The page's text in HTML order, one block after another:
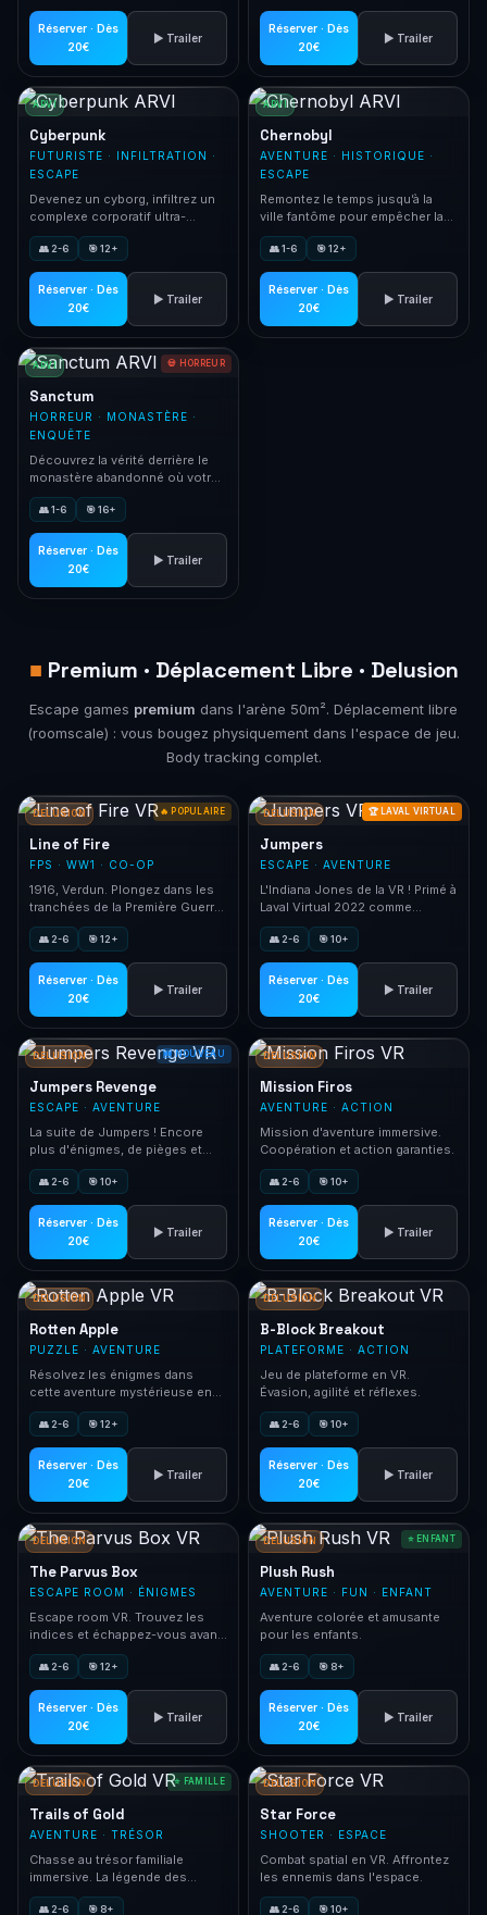
Réserver · Dès
20€
▶ Trailer
Réserver · Dès
20€
▶ Trailer
ARVI
Cyberpunk
FUTURISTE · INFILTRATION ·
ESCAPE
Devenez un cyborg, infiltrez un
complexe corporatif ultra-
sécurisé et volez les données
cruciales.
👥 2-6 🎯 12+
Réserver · Dès
20€
▶ Trailer
ARVI
Chernobyl
AVENTURE · HISTORIQUE ·
ESCAPE
Remontez le temps jusqu’à la
ville fantôme pour empêcher la
catastrophe nucléaire.
👥 1-6 🎯 12+
Réserver · Dès
20€
▶ Trailer
ARVI 💀 HORREUR
Sanctum
HORREUR · MONASTÈRE ·
ENQUÊTE
Découvrez la vérité derrière le
monastère abandonné où votre
ami détective a disparu.
👥 1-6 🎯 16+
Réserver · Dès
20€
▶ Trailer
■ Premium · Déplacement Libre · Delusion
Escape games premium dans l'arène 50m². Déplacement libre
(roomscale) : vous bougez physiquement dans l'espace de jeu.
Body tracking complet.
DELUSION 🔥 POPULAIRE
Line of Fire
FPS · WW1 · CO-OP
1916, Verdun. Plongez dans les
tranchées de la Première Guerre
mondiale. Survivez 3 jours de
combat intense avec votre
escouade.
👥 2-6 🎯 12+
Réserver · Dès
20€
▶ Trailer
DELUSION 🏆 LAVAL VIRTUAL
Jumpers
ESCAPE · AVENTURE
L'Indiana Jones de la VR ! Primé à
Laval Virtual 2022 comme
meilleure expérience VR.
Aventure collaborative épique.
👥 2-6 🎯 10+
Réserver · Dès
20€
▶ Trailer
DELUSION 🆕 NOUVEAU
Jumpers Revenge
ESCAPE · AVENTURE
La suite de Jumpers ! Encore
plus d'énigmes, de pièges et
d'aventure.
👥 2-6 🎯 10+
Réserver · Dès
20€
▶ Trailer
DELUSION
Mission Firos
AVENTURE · ACTION
Mission d'aventure immersive.
Coopération et action garanties.
👥 2-6 🎯 10+
Réserver · Dès
20€
▶ Trailer
DELUSION
Rotten Apple
PUZZLE · AVENTURE
Résolvez les énigmes dans
cette aventure mystérieuse en
réalité virtuelle.
👥 2-6 🎯 12+
Réserver · Dès
20€
▶ Trailer
DELUSION
B-Block Breakout
PLATEFORME · ACTION
Jeu de plateforme en VR.
Évasion, agilité et réflexes.
👥 2-6 🎯 10+
Réserver · Dès
20€
▶ Trailer
DELUSION
The Parvus Box
ESCAPE ROOM · ÉNIGMES
Escape room VR. Trouvez les
indices et échappez-vous avant
la fin du temps.
👥 2-6 🎯 12+
Réserver · Dès
20€
▶ Trailer
DELUSION ⭐ ENFANT
Plush Rush
AVENTURE · FUN · ENFANT
Aventure colorée et amusante
pour les enfants.
👥 2-6 🎯 8+
Réserver · Dès
20€
▶ Trailer
DELUSION ⭐ FAMILLE
Trails of Gold
AVENTURE · TRÉSOR
Chasse au trésor familiale
immersive. La légende des
corsaires prend vie.
👥 2-6 🎯 8+
DELUSION
Star Force
SHOOTER · ESPACE
Combat spatial en VR. Affrontez
les ennemis dans l'espace.
👥 2-6 🎯 10+